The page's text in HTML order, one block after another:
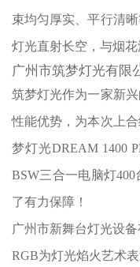
束均匀厚实、平行清
灯光直射长空，与烟花
广州市筑梦灯光有限
筑梦灯光作为一家新
性能优势，为本次上
梦灯光DREAM 1400
BSW三合一电脑灯
了有力保障！
广州市新舞台灯光设
RGB为灯光焰火艺术